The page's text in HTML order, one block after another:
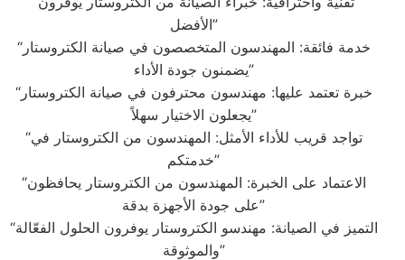
الأفضل”
“خدمة فائقة: المهندسون المتخصصون في صيانة الكتروستار
يضمنون جودة الأداء”
“خبرة تعتمد عليها: مهندسون محترفون في صيانة الكتروستار
يجعلون الاختيار سهلاً”
“تواجد قريب للأداء الأمثل: المهندسون من الكتروستار في
خدمتكم”
“الاعتماد على الخبرة: المهندسون من الكتروستار يحافظون
على جودة الأجهزة بدقة”
“التميز في الصيانة: مهندسو الكتروستار يوفرون الحلول الفعّالة
والموثوقة”